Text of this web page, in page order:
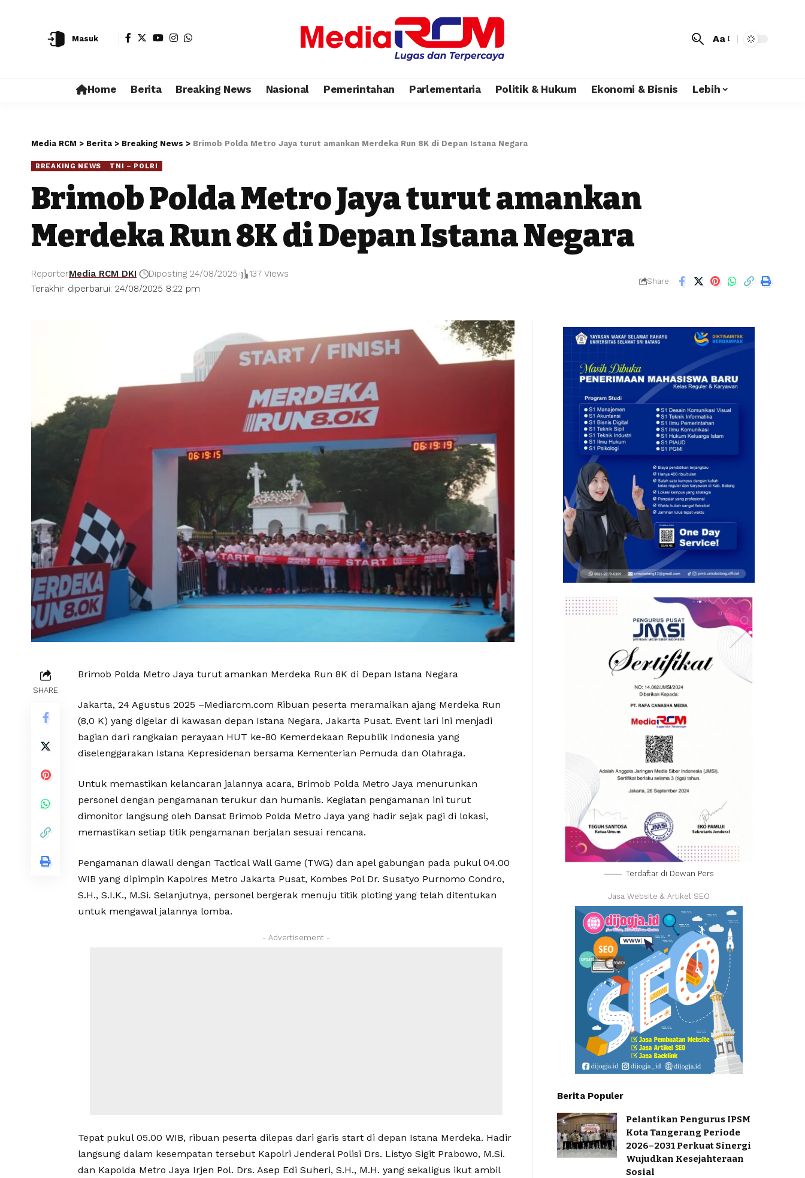
Masuk Aa
Home Berita Breaking News Nasional Pemerintahan Parlementaria Politik & Hukum Ekonomi & Bisnis Lebih
Media RCM > Berita > Breaking News > Brimob Polda Metro Jaya turut amankan Merdeka Run 8K di Depan Istana Negara
BREAKING NEWS TNI – POLRI
Brimob Polda Metro Jaya turut amankan
Merdeka Run 8K di Depan Istana Negara
Terakhir diperbarui: 24/08/2025 8:22 pm
ReporterMedia RCM DKI Diposting 24/08/2025 137 Views
Share
SHARE
Brimob Polda Metro Jaya turut amankan Merdeka Run 8K di Depan Istana Negara
Jakarta, 24 Agustus 2025 –Mediarcm.com Ribuan peserta meramaikan ajang Merdeka Run
(8,0 K) yang digelar di kawasan depan Istana Negara, Jakarta Pusat. Event lari ini menjadi
bagian dari rangkaian perayaan HUT ke-80 Kemerdekaan Republik Indonesia yang
diselenggarakan Istana Kepresidenan bersama Kementerian Pemuda dan Olahraga.
Untuk memastikan kelancaran jalannya acara, Brimob Polda Metro Jaya menurunkan
personel dengan pengamanan terukur dan humanis. Kegiatan pengamanan ini turut
dimonitor langsung oleh Dansat Brimob Polda Metro Jaya yang hadir sejak pagi di lokasi,
memastikan setiap titik pengamanan berjalan sesuai rencana.
Pengamanan diawali dengan Tactical Wall Game (TWG) dan apel gabungan pada pukul 04.00
WIB yang dipimpin Kapolres Metro Jakarta Pusat, Kombes Pol Dr. Susatyo Purnomo Condro,
S.H., S.I.K., M.Si. Selanjutnya, personel bergerak menuju titik ploting yang telah ditentukan
untuk mengawal jalannya lomba.
- Advertisement -
Tepat pukul 05.00 WIB, ribuan peserta dilepas dari garis start di depan Istana Merdeka. Hadir
langsung dalam kesempatan tersebut Kapolri Jenderal Polisi Drs. Listyo Sigit Prabowo, M.Si.
dan Kapolda Metro Jaya Irjen Pol. Drs. Asep Edi Suheri, S.H., M.H. yang sekaligus ikut ambil
Terdaftar di Dewan Pers
Jasa Website & Artikel SEO
Berita Populer
Pelantikan Pengurus IPSM
Kota Tangerang Periode
2026–2031 Perkuat Sinergi
Wujudkan Kesejahteraan
Sosial